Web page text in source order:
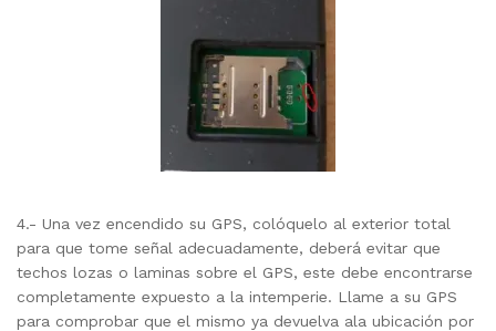
4.- Una vez encendido su GPS, colóquelo al exterior total
para que tome señal adecuadamente, deberá evitar que
techos lozas o laminas sobre el GPS, este debe encontrarse
completamente expuesto a la intemperie. Llame a su GPS
para comprobar que el mismo ya devuelva ala ubicación por